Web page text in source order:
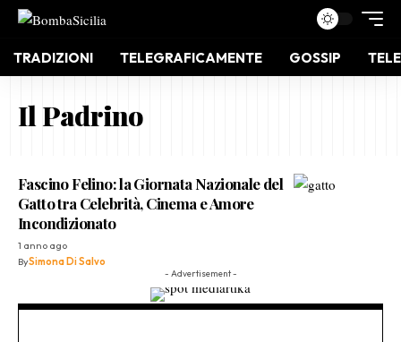
TRADIZIONI TELEGRAFICAMENTE GOSSIP
Il Padrino
Fascino Felino: la Giornata Nazionale del
Gatto tra Celebrità, Cinema e Amore
Incondizionato
1 anno ago
BySimona Di Salvo
- Advertisement -